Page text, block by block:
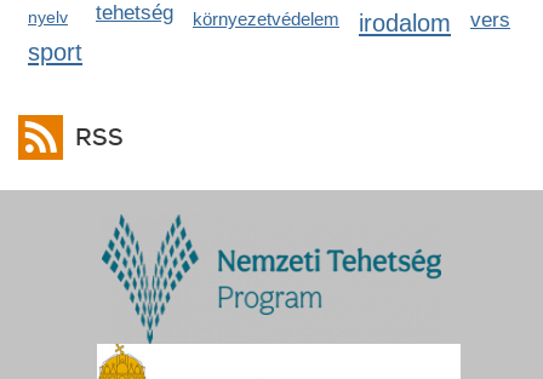
tehetség környezetvédelem
irodalom
sport
vers
nyelv
RSS